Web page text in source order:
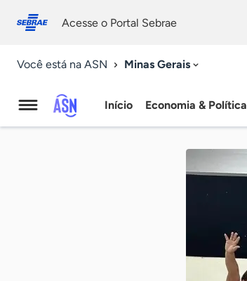
conosco
Acesse o Portal Sebrae
Você está na ASN Minas Gerais
Agência
Início Economia & Política